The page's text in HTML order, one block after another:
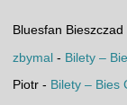
Bluesfan Bieszczad
zbymal- Bilety –
Piotr- Bilety – Bies